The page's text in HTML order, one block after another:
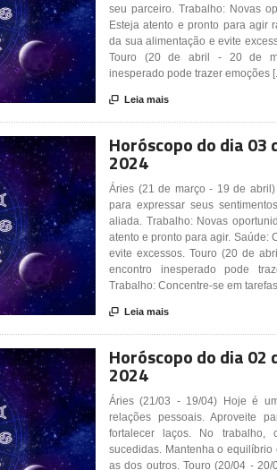
seu parceiro. Trabalho: Novas
Esteja atento e pronto para agir
da sua alimentação e evite
Touro (20 de abril - 20 de
inesperado pode trazer emoções
 Leia mais
Horóscopo do dia 03
2024
Áries (21 de março - 19 de
para expressar seus
aliada. Trabalho: Novas
atento e pronto para agir. Saúde:
evite excessos. Touro (20 de
encontro inesperado pode
Trabalho: Concentre-se em
 Leia mais
Horóscopo do dia 02
2024
Áries (21/03 - 19/04) Hoje é
relações pessoais. Aproveite
fortalecer laços. No trabalho,
sucedidas. Mantenha o equilíbrio
as dos outros. Touro (20/04 - 20/